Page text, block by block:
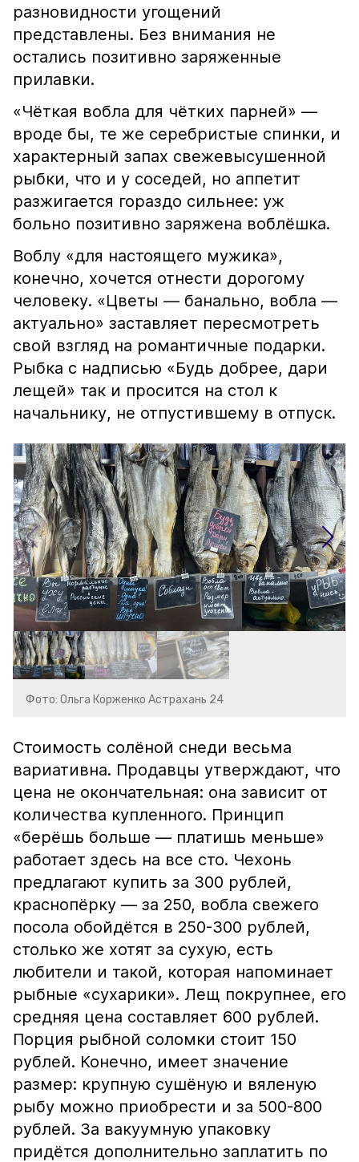
разновидности угощений
представлены. Без внимания не
остались позитивно заряженные
прилавки.
«Чёткая вобла для чётких парней» —
вроде бы, те же серебристые спинки, и
характерный запах свежевысушенной
рыбки, что и у соседей, но аппетит
разжигается гораздо сильнее: уж
больно позитивно заряжена воблёшка.
Воблу «для настоящего мужика»,
конечно, хочется отнести дорогому
человеку. «Цветы — банально, вобла —
актуально» заставляет пересмотреть
свой взгляд на романтичные подарки.
Рыбка с надписью «Будь добрее, дари
лещей» так и просится на стол к
начальнику, не отпустившему в отпуск.
Фото: Ольга Корженко Астрахань 24
Стоимость солёной снеди весьма
вариативна. Продавцы утверждают, что
цена не окончательная: она зависит от
количества купленного. Принцип
«берёшь больше — платишь меньше»
работает здесь на все сто. Чехонь
предлагают купить за 300 рублей,
краснопёрку — за 250, вобла свежего
посола обойдётся в 250-300 рублей,
столько же хотят за сухую, есть
любители и такой, которая напоминает
рыбные «сухарики». Лещ покрупнее, его
средняя цена составляет 600 рублей.
Порция рыбной соломки стоит 150
рублей. Конечно, имеет значение
размер: крупную сушёную и вяленую
рыбу можно приобрести и за 500-800
рублей. За вакуумную упаковку
придётся дополнительно заплатить по